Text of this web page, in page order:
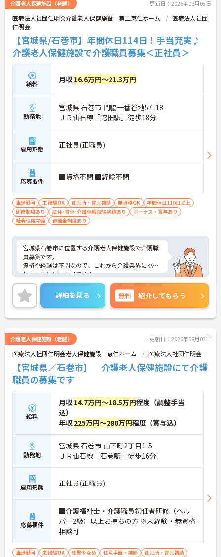
介護老人保健施設（老健） 更新日：2026年08月03日
医療法人社団仁明会介護老人保健施設 第二恵仁ホーム
医療法人社団
仁明会
【宮城県/石巻市】年間休日114日！手当充実♪
介護老人保健施設で介護職員募集＜正社員＞
給料 月収 16.6万円～21.3万円
勤務地
宮城県 石巻市 門脇一番谷地57-18
ＪＲ仙石線「蛇田駅」徒歩18分
雇用形態 正社員(正職員)
応募要件 ■資格不問 ■経験不問
車通勤可 未経験OK 託児所・育児補助 無資格OK
年間休日110日以上
研修制度あり
産休･育休･介護休暇取得実績あり
ボーナス・賞与あり
社会保険完備
退職金制度あり
宮城県石巻市に位置する介護老人保健施設で介護職
員募集です。
資格や経験は不問なので、これから介護業界に挑戦
したい方にピッタリです！
また、昇給賞与あり！頑張りはしっかり評価される
環境です♪
ご興味のある方はご面接のポイントお伝えしますの
でご気軽にお問い合わせください。
詳細を見る 無料 紹介してもらう
介護老人保健施設（老健） 更新日：2026年08月03日
医療法人社団仁明会老人保健施設 恵仁ホーム 医療法人社団仁明会
【宮城県／石巻市】 介護老人保健施設にて介護
職員の募集です
給料
月収 14.7万円～18.5万円程度（調整手当
込）
年収 225万円～280万円程度（賞与込）
勤務地
宮城県 石巻市 山下町2丁目1-5
ＪＲ仙石線「石巻駅」徒歩16分
雇用形態 正社員(正職員)
応募要件
■介護福祉士・介護職員初任者研修（ヘル
パー2級）以上お持ちの方 ※未経験・無資格
相談可
車通勤可 未経験OK 残業少なめ 住宅手当・補助
託児所・育児補助